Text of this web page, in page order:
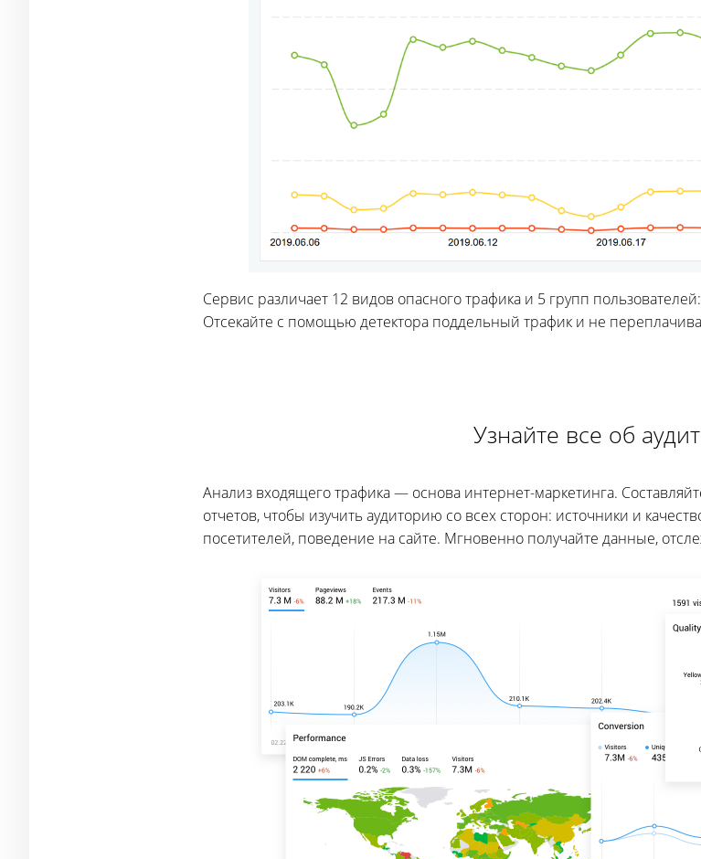
Сервис различает 12 видов опасного трафика и 5 групп
Отсекайте с помощью детектора поддельный трафик и не
Узнайте все об
Анализ входящего трафика — основа интернет-маркетинга.
отчетов, чтобы изучить аудиторию со всех сторон: источники и
посетителей, поведение на сайте. Мгновенно получайте данные,